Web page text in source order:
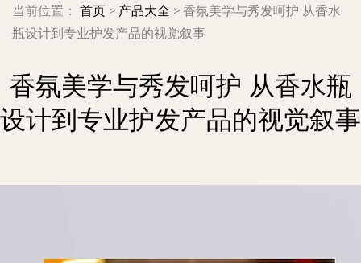
当前位置： 首页 > 产品大全 > 香氛美学与秀发呵护 从香水
瓶设计到专业护发产品的视觉叙事
香氛美学与秀发呵护 从香水瓶
设计到专业护发产品的视觉叙事